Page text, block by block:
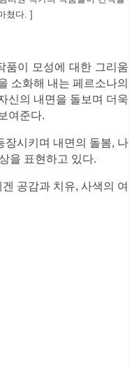
쳤다. ]
품이 모성에 대한 그리움
소화해 내는 페르소나의
신의 내면을 돌보며 더욱
여준다.
장시키며 내면의 돌봄, 나
을 표현하고 있다.
공감과 치유, 사색의 여